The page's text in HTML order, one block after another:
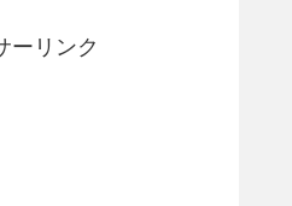
ーリンク